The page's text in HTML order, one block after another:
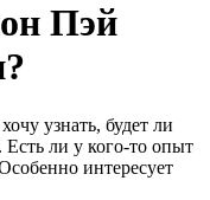
Пэй
узнать, будет ли
ли у кого-то опыт
интересует